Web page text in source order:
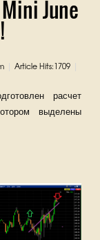
June
Article Hits:1709
расчет
выделены